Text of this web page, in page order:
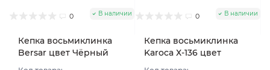
0 В наличии
Кепка восьмиклинка
Bersar цвет Чёрный
0 В наличии
Кепка восьмиклинка
Karoca Х-136 цвет